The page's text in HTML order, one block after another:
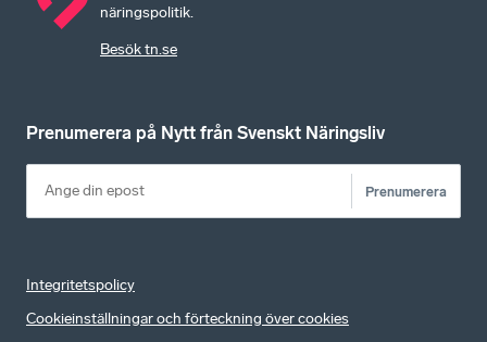
näringspolitik.
Besök tn.se
Prenumerera på Nytt från Svenskt Näringsliv
Prenumerera
Integritetspolicy
Cookieinställningar och förteckning över cookies